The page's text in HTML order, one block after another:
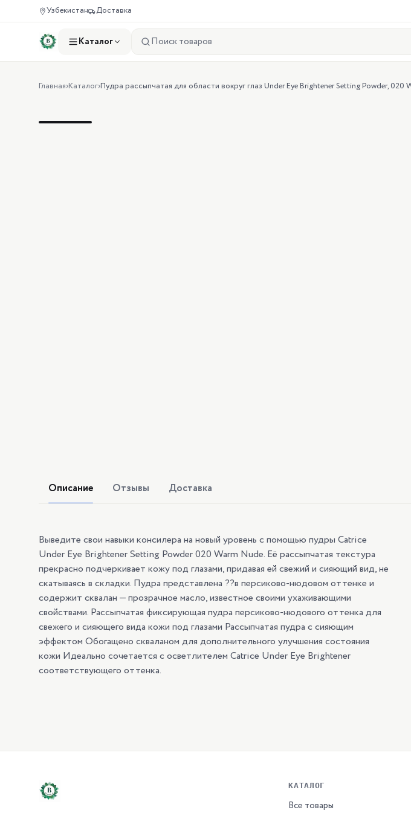
Узбекистан Доставка
Каталог
Главная›Каталог›Пудра рассыпчатая для области вокруг глаз Under Eye Brightener Setting Powder, 020
Описание Отзывы Доставка
Выведите свои навыки консилера на новый уровень с помощью пудры Catrice
Under Eye Brightener Setting Powder 020 Warm Nude. Её рассыпчатая текстура
прекрасно подчеркивает кожу под глазами, придавая ей свежий и сияющий вид, не
скатываясь в складки. Пудра представлена ??в персиково-нюдовом оттенке и
содержит сквалан — прозрачное масло, известное своими ухаживающими
свойствами. Рассыпчатая фиксирующая пудра персиково-нюдового оттенка для
свежего и сияющего вида кожи под глазами Рассыпчатая пудра с сияющим
эффектом Обогащено скваланом для дополнительного улучшения состояния
кожи Идеально сочетается с осветлителем Catrice Under Eye Brightener
соответствующего оттенка.
КАТАЛОГ
Все товары